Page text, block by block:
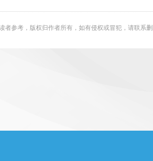
者参考，版权归作者所有，如有侵权或冒犯，请联系